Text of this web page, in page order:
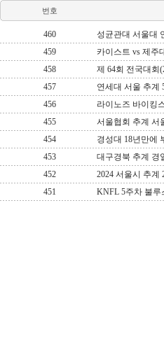
번호
460 성균관대 서울대
459
카이스트 vs 제주
458
제 64회 전국대회
457
연세대 서울 추계
456
라이노즈 바이킹
455
서울협회 추계 서
454
경성대 18년만에
453
대구경북 추계 경
452
2024 서울시 추계
451
KNFL 5주차 불루